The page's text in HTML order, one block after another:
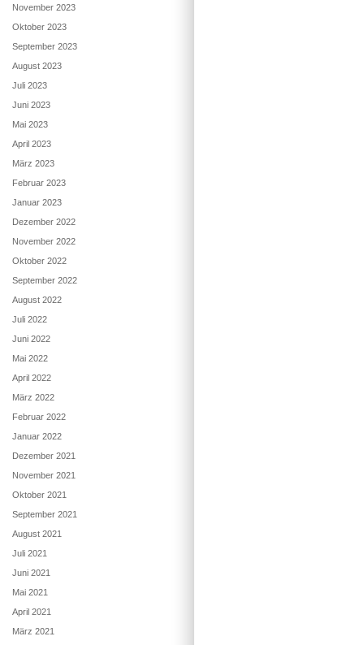
November 2023
Oktober 2023
September 2023
August 2023
Juli 2023
Juni 2023
Mai 2023
April 2023
März 2023
Februar 2023
Januar 2023
Dezember 2022
November 2022
Oktober 2022
September 2022
August 2022
Juli 2022
Juni 2022
Mai 2022
April 2022
März 2022
Februar 2022
Januar 2022
Dezember 2021
November 2021
Oktober 2021
September 2021
August 2021
Juli 2021
Juni 2021
Mai 2021
April 2021
März 2021